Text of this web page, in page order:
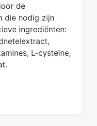
de
die nodig zijn
ingrediënten:
L-cysteïne,